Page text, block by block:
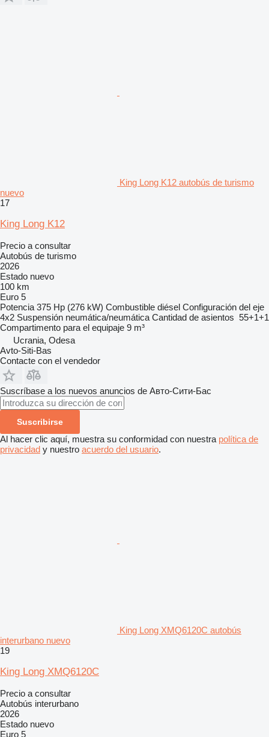
King Long K12 autobús de turismo
nuevo
17
King Long K12
Precio a consultar
Autobús de turismo
2026
Estado nuevo
100 km
Euro 5
Potencia 375 Hp (276 kW) Combustible diésel Configuración del eje
4x2 Suspensión neumática/neumática Cantidad de asientos 55+1+1
Compartimento para el equipaje 9 m³
Ucrania, Odesa
Avto-Siti-Bas
Contacte con el vendedor
Suscríbase a los nuevos anuncios de Авто-Сити-Бас
Suscribirse
Al hacer clic aquí, muestra su conformidad con nuestra política de
privacidad y nuestro acuerdo del usuario.
King Long XMQ6120C autobús
interurbano nuevo
19
King Long XMQ6120C
Precio a consultar
Autobús interurbano
2026
Estado nuevo
Euro 5